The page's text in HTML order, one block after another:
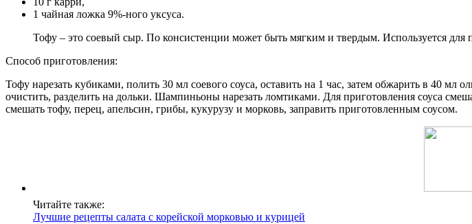
1 чайная ложка 9%-ного уксуса.
Тофу – это соевый сыр. По консистенции может быть мягким и твердым. Используется для
Способ приготовления:
Тофу нарезать кубиками, полить 30 мл соевого соуса, оставить на 1 час, затем обжарить в 40
очистить, разделить на дольки. Шампиньоны нарезать ломтиками. Для приготовления соуса
смешать тофу, перец, апельсин, грибы, кукурузу и морковь, заправить приготовленным соусом.
Читайте также:
Лучшие рецепты салата с корейской морковью и курицей